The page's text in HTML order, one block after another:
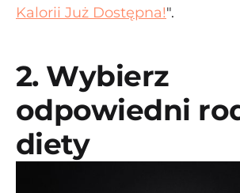
Kalorii Już Dostępna!".
2. Wybierz
odpowiedni
diety